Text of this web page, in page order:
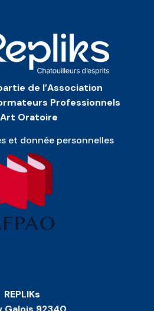
de l’Association
Professionnels
Oratoire
et donnée personnelles
REPLIKs